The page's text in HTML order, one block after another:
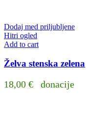
Dodaj med priljubljene
Hitri ogled
Add to cart
Želva stenska zelena
18,00 € donacije